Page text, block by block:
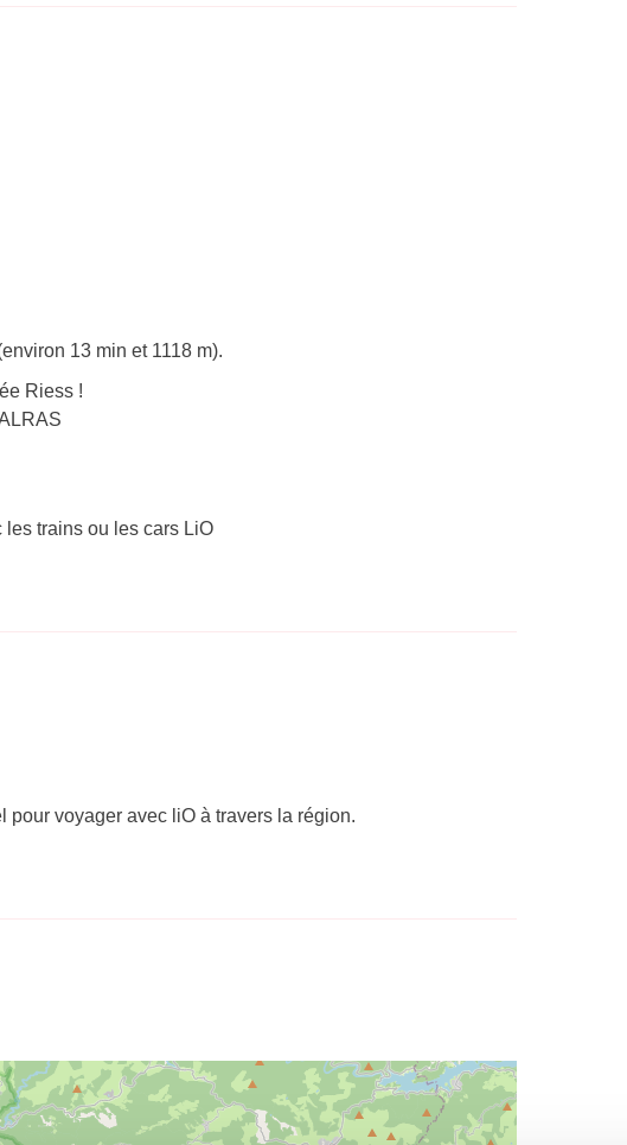
13 min et 1118 m).
Riess !
trains ou les cars LiO
voyager avec liO à travers la région.